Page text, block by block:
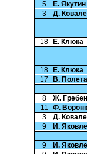
5
Е. Якутин
3
Д.
18
Е. Клюка
18
Е. Клюка
17
В.
8
Ж.
11
Ф.
3
Д.
9
И.
9
И.